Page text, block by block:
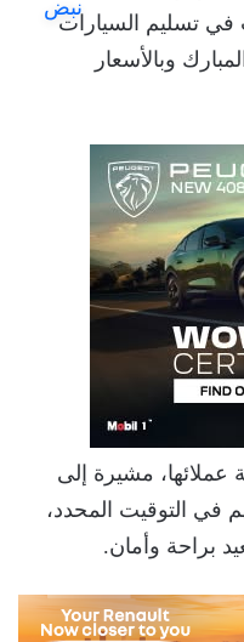
في تسليم السيارات
وبالأسعار
مشيرة إلى
في التوقيت المحدد،
براحة وأمان.